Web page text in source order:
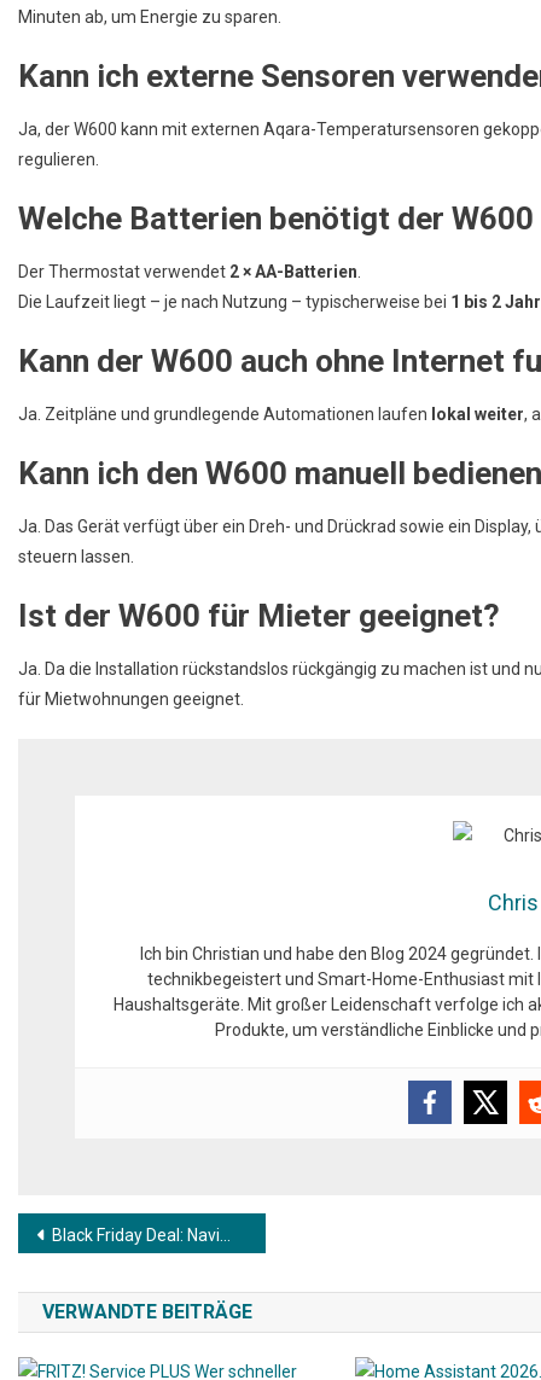
Minuten ab, um Energie zu sparen.
Kann ich externe Sensoren
Ja, der W600 kann mit externen Aqara-Temperatursensoren
regulieren.
Welche Batterien benötigt der
Der Thermostat verwendet 2 × AA-Batterien.
Die Laufzeit liegt – je nach Nutzung – typischerweise bei 1 bis 2
Kann der W600 auch ohne Internet
Ja. Zeitpläne und grundlegende Automationen laufen lokal weiter,
Kann ich den W600 manuell
Ja. Das Gerät verfügt über ein Dreh- und Drückrad sowie ein
steuern lassen.
Ist der W600 für Mieter geeignet?
Ja. Da die Installation rückstandslos rückgängig zu machen ist und
für Mietwohnungen geeignet.
Chris
Ich bin Christian und habe den Blog 2024
technikbegeistert und Smart-Home-Enthusiast
Haushaltsgeräte. Mit großer Leidenschaft verfolge ich
Produkte, um verständliche Einblicke und
Beitragsnavigation
Black Friday Deal: Navimow i105 – Mähroboter + Gratis-Garage
VERWANDTE BEITRÄGE